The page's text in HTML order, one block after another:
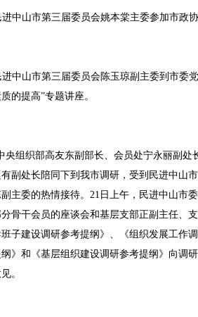
中山市第三届委员会姚本棠主委参加市政
中山市第三届委员会陈玉琼副主委到市委
的提高”专题讲座。
央组织部高友东副部长、会员处宁永丽副处
副处长陪同下到我市调研，受到民进中山
主委的热情接待。21日上午，民进中山市
骨干会员的座谈会和基层支部正副主任、
子建设调研参考提纲》、《组织发展工作
》和《基层组织建设调研参考提纲》向调
。